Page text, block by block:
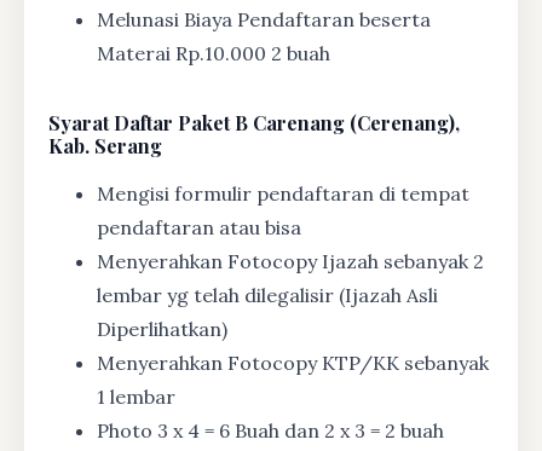
Melunasi Biaya Pendaftaran beserta
Materai Rp.10.000 2 buah
SyaratDaftar Paket B Carenang (Cerenang),
Kab. Serang
Mengisi formulir pendaftaran di tempat
pendaftaran atau bisa
Menyerahkan Fotocopy Ijazah sebanyak 2
lembar yg telah dilegalisir (Ijazah Asli
Diperlihatkan)
Menyerahkan Fotocopy KTP/KK sebanyak
1 lembar
Photo 3 x 4 = 6 Buah dan 2 x 3 = 2 buah